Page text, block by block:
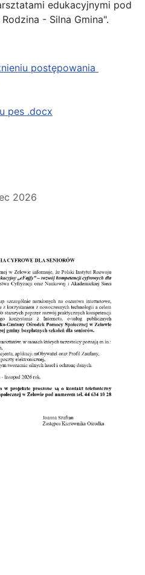
edukacyjnymi pod
- Silna Gmina".
postępowania
pes .docx
2026